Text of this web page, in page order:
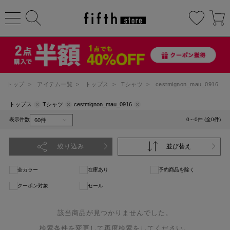
トップ > アイテム一覧 > トップス > Tシャツ > cestmignon_mau_0916
トップス Tシャツ cestmignon_mau_0916
表示件数 0～0件 (全0件)
絞り込み 並び替え
全カラー 在庫あり 予約商品を除く
クーポン対象 セール
該当商品が見つかりませんでした。
検索条件を変更して再度検索をしてください。